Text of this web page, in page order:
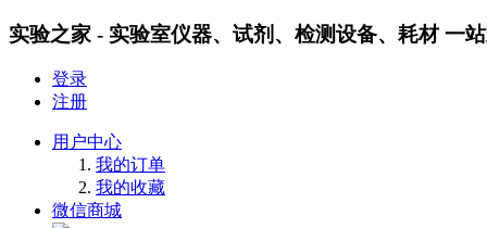
实验之家 - 实验室仪器、试剂、检测设备、耗材 一
登录
注册
用户中心
我的订单
我的收藏
微信商城